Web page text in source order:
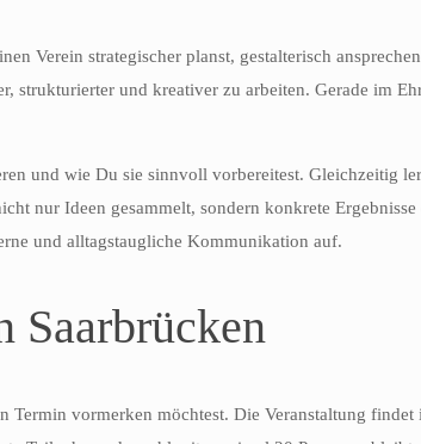
Verein strategischer planst, gestalterisch
und kreativer zu arbeiten. Gerade im
und wie Du sie sinnvoll vorbereitest. Gleichzeitig
nur Ideen gesammelt, sondern konkrete
und alltagstaugliche Kommunikation auf.
Saarbrücken
vormerken möchtest. Die Veranstaltung